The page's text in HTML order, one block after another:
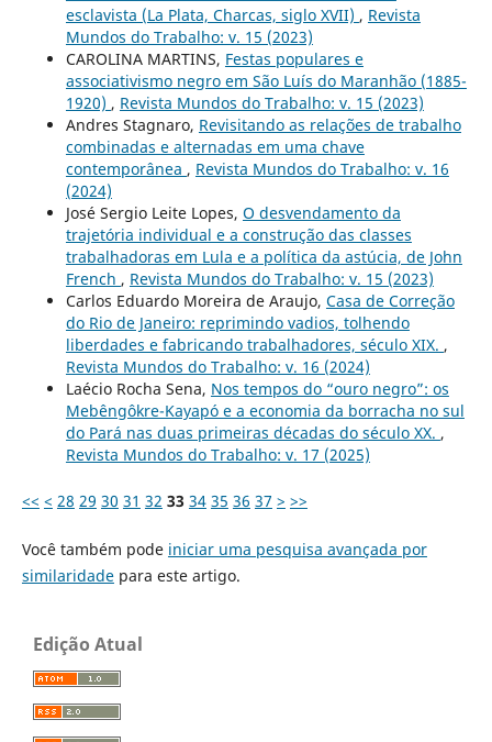
esclavista (La Plata, Charcas, siglo XVII) , Revista
Mundos do Trabalho: v. 15 (2023)
CAROLINA MARTINS, Festas populares e
associativismo negro em São Luís do Maranhão (1885-
1920) , Revista Mundos do Trabalho: v. 15 (2023)
Andres Stagnaro, Revisitando as relações de trabalho
combinadas e alternadas em uma chave
contemporânea , Revista Mundos do Trabalho: v. 16
(2024)
José Sergio Leite Lopes, O desvendamento da
trajetória individual e a construção das classes
trabalhadoras em Lula e a política da astúcia, de John
French , Revista Mundos do Trabalho: v. 15 (2023)
Carlos Eduardo Moreira de Araujo, Casa de Correção
do Rio de Janeiro: reprimindo vadios, tolhendo
liberdades e fabricando trabalhadores, século XIX. ,
Revista Mundos do Trabalho: v. 16 (2024)
Laécio Rocha Sena, Nos tempos do “ouro negro”: os
Mebêngôkre-Kayapó e a economia da borracha no sul
do Pará nas duas primeiras décadas do século XX. ,
Revista Mundos do Trabalho: v. 17 (2025)
<< < 28 29 30 31 32 33 34 35 36 37 > >>
Você também pode iniciar uma pesquisa avançada por
similaridadepara este artigo.
Edição Atual